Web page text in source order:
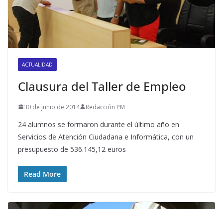
ACTUALIDAD
Clausura del Taller de Empleo
30 de junio de 2014 Redacción PM
24 alumnos se formaron durante el último año en
Servicios de Atención Ciudadana e Informática, con un
presupuesto de 536.145,12 euros
Read More